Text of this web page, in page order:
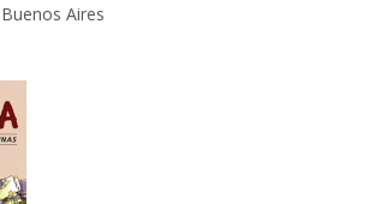
Buenos Aires